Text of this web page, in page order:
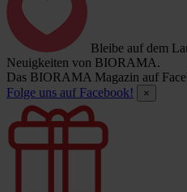
Bleibe auf dem
Neuigkeiten von BIORAMA.
Das BIORAMA Magazin auf
Folge uns auf Facebook!
×